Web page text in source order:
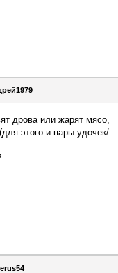
дрова или жарят мясо,
этого и пары удочек/